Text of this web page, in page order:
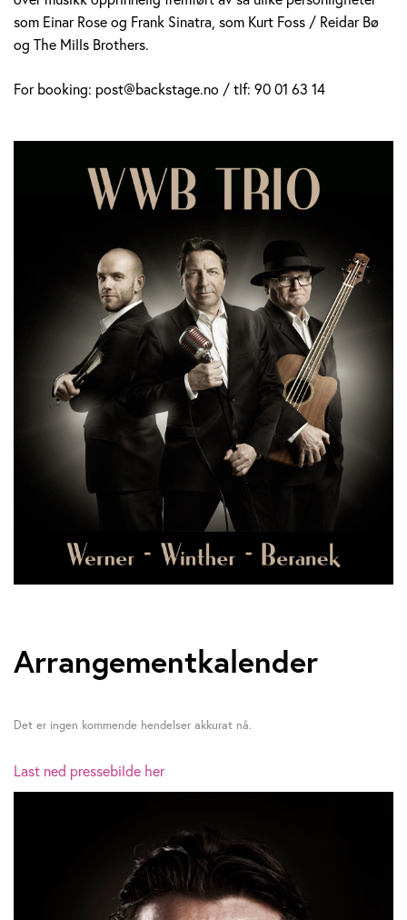
som Einar Rose og Frank Sinatra, som Kurt Foss / Reidar Bø
og The Mills Brothers.
For booking: post@backstage.no / tlf: 90 01 63 14
Arrangementkalender
Det er ingen kommende hendelser akkurat nå.
Last ned pressebilde her